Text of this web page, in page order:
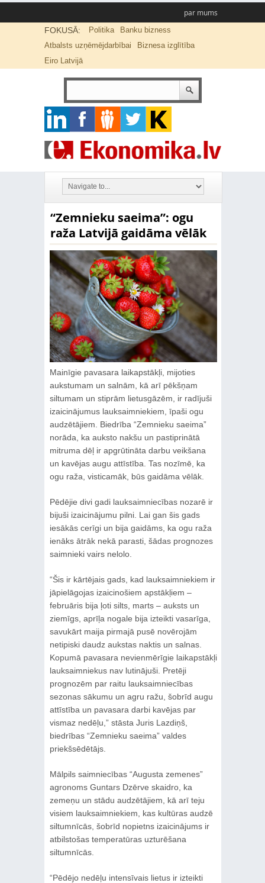
par mums
FOKUSĀ: Politika
Banku bizness
Atbalsts uzņēmējdarbībai
Biznesa izglītība
Eiro Latvijā
“Zemnieku saeima”: ogu
raža Latvijā gaidāma vēlāk
Mainīgie pavasara laikapstākļi, mijoties
aukstumam un salnām, kā arī pēkšņam
siltumam un stiprām lietusgāzēm, ir radījuši
izaicinājumus lauksaimniekiem, īpaši ogu
audzētājiem. Biedrība “Zemnieku saeima”
norāda, ka auksto nakšu un pastiprinātā
mitruma dēļ ir apgrūtināta darbu veikšana
un kavējas augu attīstība. Tas nozīmē, ka
ogu raža, visticamāk, būs gaidāma vēlāk.
Pēdējie divi gadi lauksaimniecības nozarē ir
bijuši izaicinājumu pilni. Lai gan šis gads
iesākās cerīgi un bija gaidāms, ka ogu raža
ienāks ātrāk nekā parasti, šādas prognozes
saimnieki vairs nelolo.
“Šis ir kārtējais gads, kad lauksaimniekiem ir
jāpielāgojas izaicinošiem apstākļiem –
februāris bija ļoti silts, marts – auksts un
ziemīgs, aprīļa nogale bija izteikti vasarīga,
savukārt maija pirmajā pusē novērojām
netipiski daudz aukstas naktis un salnas.
Kopumā pavasara nevienmērīgie laikapstākļi
lauksaimniekus nav lutinājuši. Pretēji
prognozēm par raitu lauksaimniecības
sezonas sākumu un agru ražu, šobrīd augu
attīstība un pavasara darbi kavējas par
vismaz nedēļu,” stāsta Juris Lazdiņš,
biedrības “Zemnieku saeima” valdes
priekšsēdētājs.
Mālpils saimniecības “Augusta zemenes”
agronoms Guntars Dzērve skaidro, ka
zemeņu un stādu audzētājiem, kā arī teju
visiem lauksaimniekiem, kas kultūras audzē
siltumnīcās, šobrīd nopietns izaicinājums ir
atbilstošas temperatūras uzturēšana
siltumnīcās.
“Pēdējo nedēļu intensīvais lietus ir izteikti